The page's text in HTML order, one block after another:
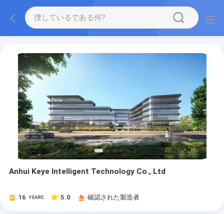
Anhui Keye Intelligent Technology Co., Ltd
16 YEARS 5.0 確認された製造者